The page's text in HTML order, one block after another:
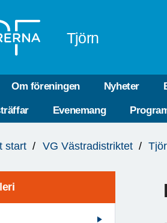
Tjörn
Om föreningen Nyheter
Evenemang
start VG Västradistriktet